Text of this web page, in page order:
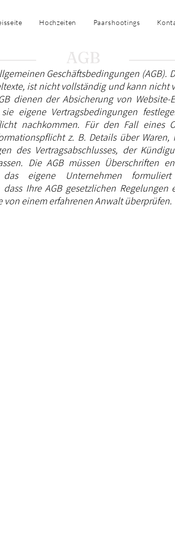
Hochzeiten Paarshootings
AGB
Geschäftsbedingungen (AGB).
ist nicht vollständig und kann nicht
dienen der Absicherung von Website-
eigene Vertragsbedingungen
nachkommen. Für den Fall eines
z. B. Details über Waren,
des Vertragsabschlusses, der
Die AGB müssen Überschriften
eigene Unternehmen
dass Ihre AGB gesetzlichen Regelungen
von einem erfahrenen Anwalt überprüfen.